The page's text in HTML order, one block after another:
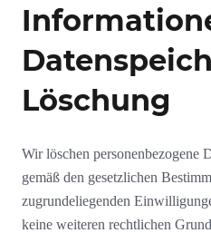
Löschung
Wir löschen personenbezogene
gemäß den gesetzlichen
zugrundeliegenden
keine weiteren rechtlichen